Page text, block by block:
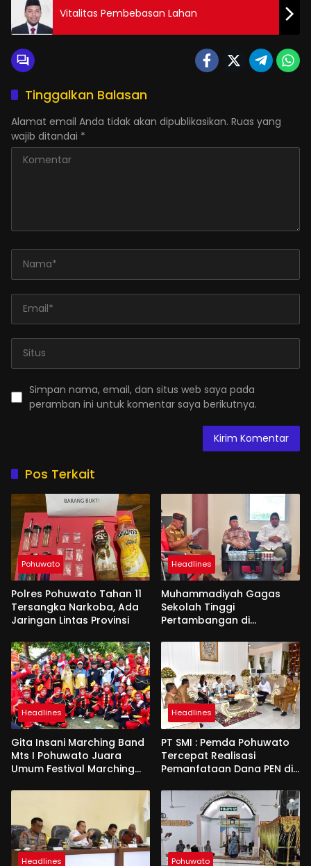
Vitalitas Pembebasan Lahan
Tinggalkan Balasan
Alamat email Anda tidak akan dipublikasikan. Ruas yang
wajib ditandai *
Simpan nama, email, dan situs web saya pada
peramban ini untuk komentar saya berikutnya.
Pos Terkait
Pohuwato
Polres Pohuwato Tahan 11
Tersangka Narkoba, Ada
Jaringan Lintas Provinsi
Headlines
Muhammadiyah Gagas
Sekolah Tinggi
Pertambangan di
Headlines
Gita Insani Marching Band
Mts I Pohuwato Juara
Umum Festival Marching
Headlines
PT SMI : Pemda Pohuwato
Tercepat Realisasi
Pemanfataan Dana PEN di
Headlines Pohuwato